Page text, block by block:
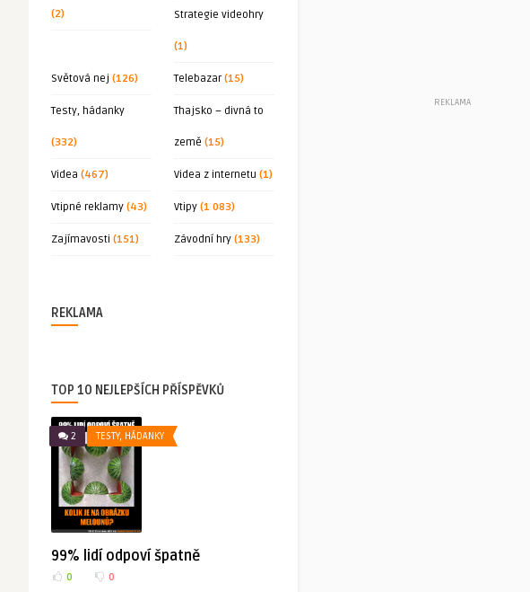
(2) Strategie videohry
(1)
Světová nej (126) Telebazar(15)
Testy, hádanky
(332)
Thajsko – divná to
země (15)
Videa (467) Videa z internetu (1)
Vtipné reklamy (43) Vtipy (1 083)
Zajímavosti (151) Závodní hry (133)
REKLAMA
TOP 10 NEJLEPŠÍCH PŘÍSPĚVKŮ
2 TESTY, HÁDANKY
99% lidí odpoví špatně
0 0
REKLAMA